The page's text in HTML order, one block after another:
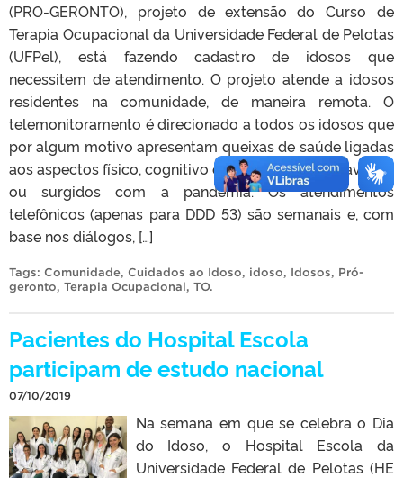
(PRO-GERONTO), projeto de extensão do Curso de
Terapia Ocupacional da Universidade Federal de Pelotas
(UFPel), está fazendo cadastro de idosos que
necessitem de atendimento. O projeto atende a idosos
residentes na comunidade, de maneira remota. O
telemonitoramento é direcionado a todos os idosos que
por algum motivo apresentam queixas de saúde ligadas
aos aspectos físico, cognitivo ou psicossocial agravados
ou surgidos com a pandemia. Os atendimentos
telefônicos (apenas para DDD 53) são semanais e, com
base nos diálogos, […]
Tags: Comunidade, Cuidados ao Idoso, idoso, Idosos, Pró-
geronto, Terapia Ocupacional, TO.
Pacientes do Hospital Escola
participam de estudo nacional
07/10/2019
Na semana em que se celebra o Dia
do Idoso, o Hospital Escola da
Universidade Federal de Pelotas (HE